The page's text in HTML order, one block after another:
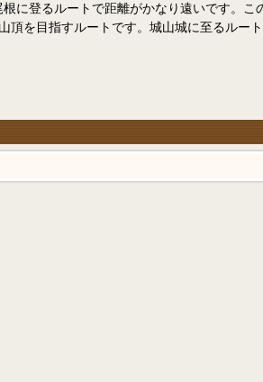
に登るルートで距離がかなり遠いです。
頂を目指すルートです。城山城に至るル